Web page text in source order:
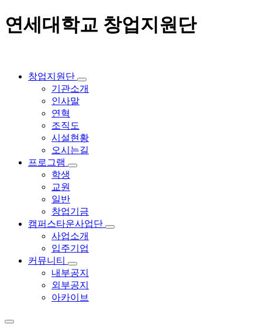
연세대학교 창업지원단
창업지원단
기관소개
인사말
연혁
조직도
시설현황
오시는길
프로그램
학생
교원
일반
창업기금
캠퍼스타운사업단
사업소개
입주기업
커뮤니티
내부공지
외부공지
아카이브